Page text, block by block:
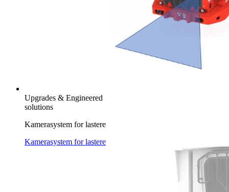
Upgrades & Engineered
solutions
Kamerasystem for lastere
Kamerasystem for lastere